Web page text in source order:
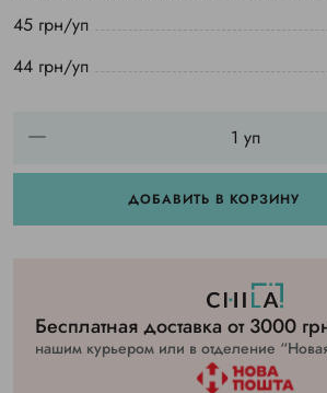
45 грн/уп
44 грн/уп
ДОБАВИТЬ В КОРЗИНУ
Бесплатная доставка от 3000
нашим курьером или в отделение